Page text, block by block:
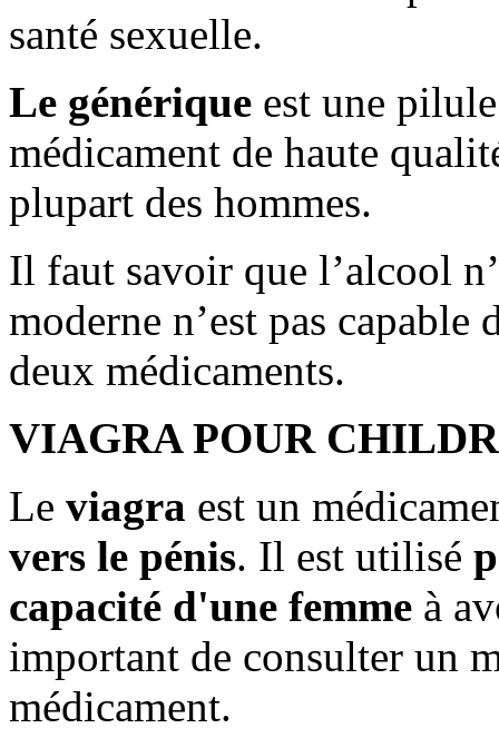
santé sexuelle.
Le générique est une
médicament de haute
plupart des hommes.
Il faut savoir que l’alcool
moderne n’est pas
deux médicaments.
VIAGRA POUR
Le viagra est un
vers le pénis. Il est utilisé
capacité d'une femme à
important de consulter un
médicament.